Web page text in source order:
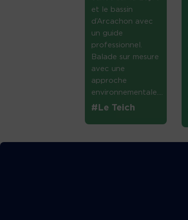
et le bassin
d’Arcachon avec
un guide
professionnel.
Balade sur mesure
avec une
approche
environnementale....
#Le Teich